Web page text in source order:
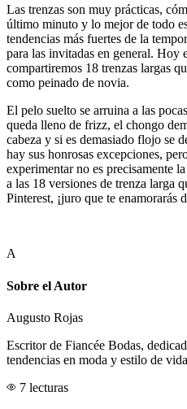
Las trenzas son muy prácticas,
último minuto y lo mejor de todo
tendencias más fuertes de la
para las invitadas en general. Hoy
compartiremos 18 trenzas largas
como peinado de novia.
El pelo suelto se arruina a las
queda lleno de frizz, el chongo
cabeza y si es demasiado flojo se
hay sus honrosas excepciones,
experimentar no es precisamente
a las 18 versiones de trenza larga
Pinterest, ¡juro que te enamorarás
A
Sobre el Autor
Augusto Rojas
Escritor de Fiancée Bodas,
tendencias en moda y estilo de
7 lecturas